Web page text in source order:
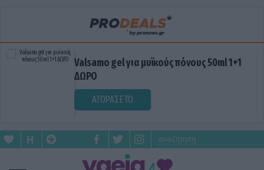
Valsamo gel για μυϊκούς πόνους 50ml 1+1
ΔΩΡΟ
ΑΓΟΡΑΣΕ ΤΟ